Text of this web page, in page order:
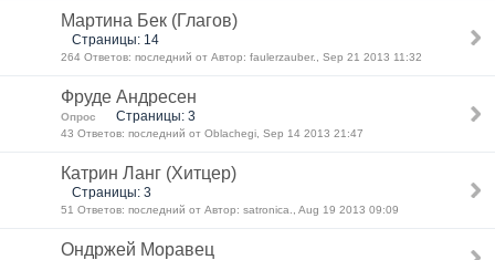
Мартина Бек (Глагов)
Страницы: 14
264 Ответов: последний от Автор: faulerzauber., Sep 21 2013 11:32
Фруде Андресен
Опрос Страницы: 3
43 Ответов: последний от Oblachegi, Sep 14 2013 21:47
Катрин Ланг (Хитцер)
Страницы: 3
51 Ответов: последний от Автор: satronica., Aug 19 2013 09:09
Ондржей Моравец